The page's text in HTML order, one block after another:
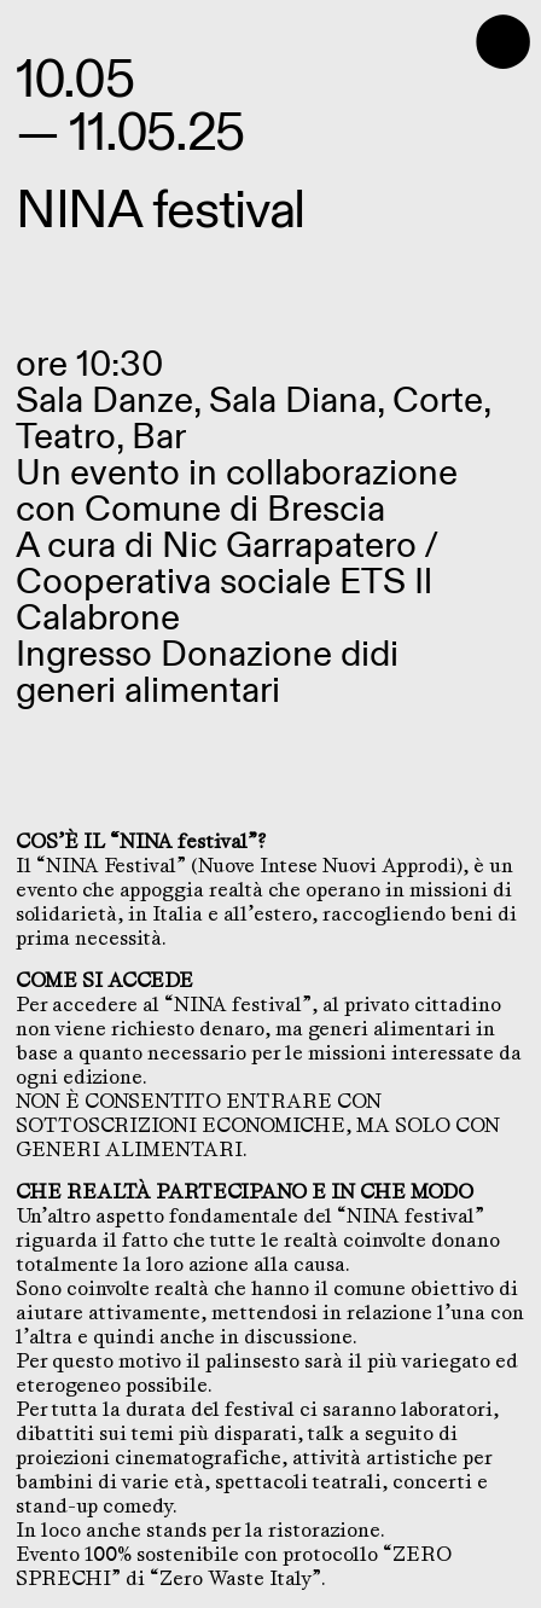
⬤
10.05
— 11.05.25
NINA festival
ore 10:30
Sala Danze, Sala Diana, Corte,
Teatro, Bar
Un evento in collaborazione
con Comune di Brescia
A cura di Nic Garrapatero /
Cooperativa sociale ETS Il
Calabrone
Ingresso Donazione didi
generi alimentari
COS’È IL “NINA festival”?
Il “NINA Festival” (Nuove Intese Nuovi Approdi), è un
evento che appoggia realtà che operano in missioni di
solidarietà, in Italia e all’estero, raccogliendo beni di
prima necessità.
COME SI ACCEDE
Per accedere al “NINA festival”, al privato cittadino
non viene richiesto denaro, ma generi alimentari in
base a quanto necessario per le missioni interessate da
ogni edizione.
NON È CONSENTITO ENTRARE CON
SOTTOSCRIZIONI ECONOMICHE, MA SOLO CON
GENERI ALIMENTARI.
CHE REALTÀ PARTECIPANO E IN CHE MODO
Un’altro aspetto fondamentale del “NINA festival”
riguarda il fatto che tutte le realtà coinvolte donano
totalmente la loro azione alla causa.
Sono coinvolte realtà che hanno il comune obiettivo di
aiutare attivamente, mettendosi in relazione l’una con
l’altra e quindi anche in discussione.
Per questo motivo il palinsesto sarà il più variegato ed
eterogeneo possibile.
Per tutta la durata del festival ci saranno laboratori,
dibattiti sui temi più disparati, talk a seguito di
proiezioni cinematografiche, attività artistiche per
bambini di varie età, spettacoli teatrali, concerti e
stand-up comedy.
In loco anche stands per la ristorazione.
Evento 100% sostenibile con protocollo “ZERO
SPRECHI” di “Zero Waste Italy”.